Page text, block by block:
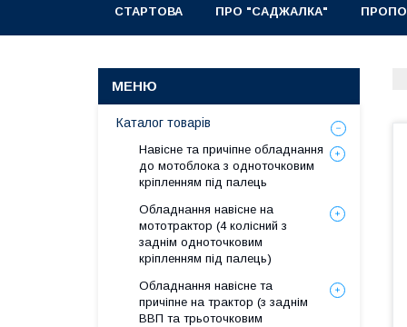
СТАРТОВА ПРО "САДЖАЛКА"
Каталог товарів
Навісне та причіпне обладнання
до мотоблока з одноточковим
кріпленням під палець
Обладнання навісне на
мототрактор (4 колісний з
заднім одноточковим
кріпленням під палець)
Обладнання навісне та
причіпне на трактор (з заднім
ВВП та трьоточковим